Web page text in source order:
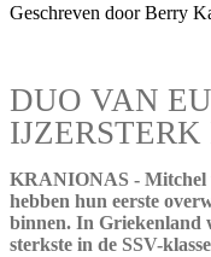
Geschreven door Berry
DUO VAN
KRANIONAS - Mitchel
hebben hun eerste
binnen. In Griekenland
sterkste in de SSV-